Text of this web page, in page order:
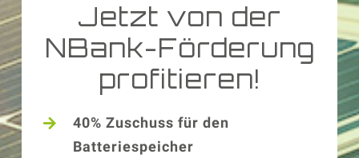
Jetzt von der
NBank-Förderung
profitieren!
40% Zuschuss für den
Batteriespeicher